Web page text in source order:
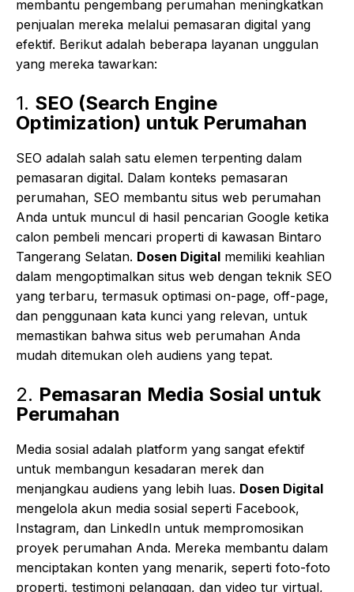
membantu pengembang perumahan meningkatkan
penjualan mereka melalui pemasaran digital yang
efektif. Berikut adalah beberapa layanan unggulan
yang mereka tawarkan:
1. SEO (Search Engine
Optimization) untuk Perumahan
SEO adalah salah satu elemen terpenting dalam
pemasaran digital. Dalam konteks pemasaran
perumahan, SEO membantu situs web perumahan
Anda untuk muncul di hasil pencarian Google ketika
calon pembeli mencari properti di kawasan Bintaro
Tangerang Selatan. Dosen Digital memiliki keahlian
dalam mengoptimalkan situs web dengan teknik SEO
yang terbaru, termasuk optimasi on-page, off-page,
dan penggunaan kata kunci yang relevan, untuk
memastikan bahwa situs web perumahan Anda
mudah ditemukan oleh audiens yang tepat.
2. Pemasaran Media Sosial untuk
Perumahan
Media sosial adalah platform yang sangat efektif
untuk membangun kesadaran merek dan
menjangkau audiens yang lebih luas. Dosen Digital
mengelola akun media sosial seperti Facebook,
Instagram, dan LinkedIn untuk mempromosikan
proyek perumahan Anda. Mereka membantu dalam
menciptakan konten yang menarik, seperti foto-foto
properti, testimoni pelanggan, dan video tur virtual,